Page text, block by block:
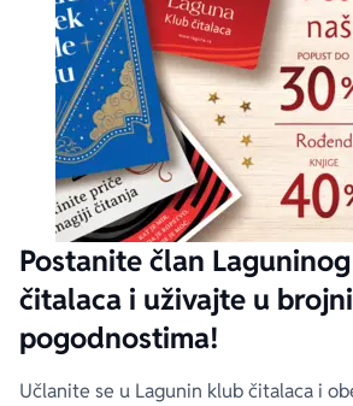
Postanite član
čitalaca i uživajte u
pogodnostima!
Učlanite se u Lagunin klub čitalaca i